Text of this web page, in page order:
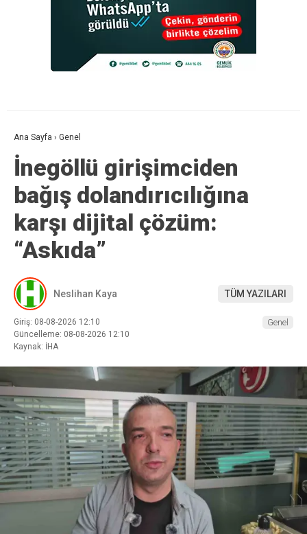
Ana Sayfa › Genel
İnegöllü girişimciden
bağış dolandırıcılığına
karşı dijital çözüm:
“Askıda”
Neslihan Kaya TÜM YAZILARI
Giriş: 08-08-2026 12:10
Güncelleme: 08-08-2026 12:10
Kaynak: İHA
Genel